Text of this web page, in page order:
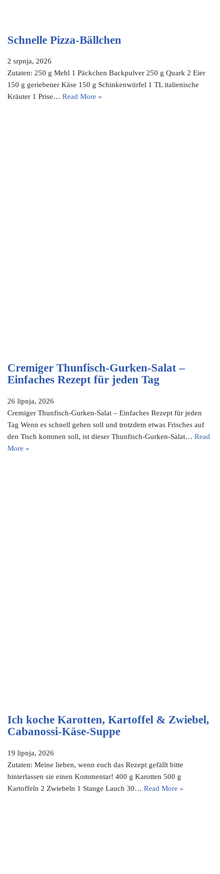
Schnelle Pizza-Bällchen
2 srpnja, 2026
Zutaten: 250 g Mehl 1 Päckchen Backpulver 250 g Quark 2 Eier
150 g geriebener Käse 150 g Schinkenwürfel 1 TL italienische
Kräuter 1 Prise… Read More »
Cremiger Thunfisch-Gurken-Salat –
Einfaches Rezept für jeden Tag
26 lipnja, 2026
Cremiger Thunfisch-Gurken-Salat – Einfaches Rezept für jeden
Tag Wenn es schnell gehen soll und trotzdem etwas Frisches auf
den Tisch kommen soll, ist dieser Thunfisch-Gurken-Salat… Read
More »
Ich koche Karotten, Kartoffel & Zwiebel,
Cabanossi-Käse-Suppe
19 lipnja, 2026
Zutaten: Meine lieben, wenn euch das Rezept gefällt bitte
hinterlassen sie einen Kommentar! 400 g Karotten 500 g
Kartoffeln 2 Zwiebeln 1 Stange Lauch 30… Read More »